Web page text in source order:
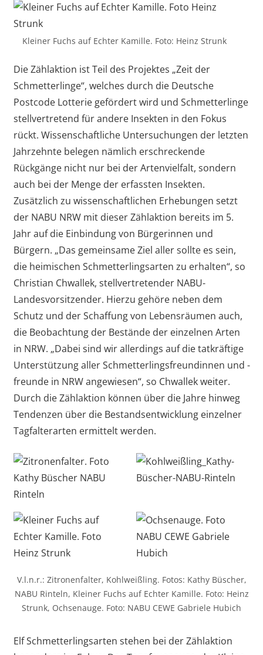
Kleiner Fuchs auf Echter Kamille. Foto: Heinz Strunk
Die Zählaktion ist Teil des Projektes „Zeit der
Schmetterlinge“, welches durch die Deutsche
Postcode Lotterie gefördert wird und Schmetterlinge
stellvertretend für andere Insekten in den Fokus
rückt. Wissenschaftliche Untersuchungen der letzten
Jahrzehnte belegen nämlich erschreckende
Rückgänge nicht nur bei der Artenvielfalt, sondern
auch bei der Menge der erfassten Insekten.
Zusätzlich zu wissenschaftlichen Erhebungen setzt
der NABU NRW mit dieser Zählaktion bereits im 5.
Jahr auf die Einbindung von Bürgerinnen und
Bürgern. „Das gemeinsame Ziel aller sollte es sein,
die heimischen Schmetterlingsarten zu erhalten“, so
Christian Chwallek, stellvertretender NABU-
Landesvorsitzender. Hierzu gehöre neben dem
Schutz und der Schaffung von Lebensräumen auch,
die Beobachtung der Bestände der einzelnen Arten
in NRW. „Dabei sind wir allerdings auf die tatkräftige
Unterstützung aller Schmetterlingsfreundinnen und -
freunde in NRW angewiesen“, so Chwallek weiter.
Durch die Zählaktion können über die Jahre hinweg
Tendenzen über die Bestandsentwicklung einzelner
Tagfalterarten ermittelt werden.
V.l.n.r.: Zitronenfalter, Kohlweißling. Fotos: Kathy Büscher,
NABU Rinteln, Kleiner Fuchs auf Echter Kamille. Foto: Heinz
Strunk, Ochsenauge. Foto: NABU CEWE Gabriele Hubich
Elf Schmetterlingsarten stehen bei der Zählaktion